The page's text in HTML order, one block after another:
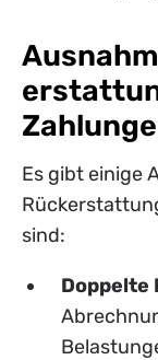
Es gibt einige
sind:
Doppelte